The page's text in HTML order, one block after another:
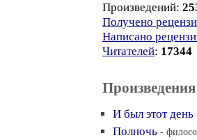
Произведений:
Получено
Написано
Читателей: 17344
Произведения
И был этот день
Полночь -